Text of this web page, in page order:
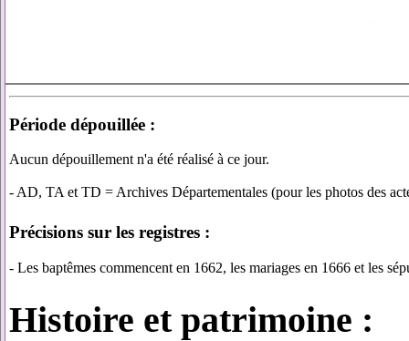
Période dépouillée :
Aucun dépouillement n'a été réalisé à ce jour.
- AD, TA et TD = Archives Départementales (pour les photos des
Précisions sur les registres :
- Les baptêmes commencent en 1662, les mariages en 1666 et les
Histoire et patrimoine :